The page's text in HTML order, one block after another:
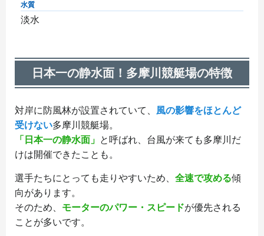
水質
淡水
日本一の静水面！多摩川競艇場の特徴
対岸に防風林が設置されていて、 風の影響をほとんど
受けない多摩川競艇場。
「日本一の静水面」 と呼ばれ、台風が来ても多摩川だ
けは開催できたことも。
選手たちにとっても走りやすいため、 全速で攻める傾
向があります。
そのため、 モーターのパワー・スピードが優先される
ことが多いです。